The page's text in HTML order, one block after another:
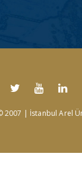
© 2007 | İstanbul Arel